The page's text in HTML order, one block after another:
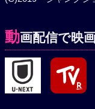
動画配信で映